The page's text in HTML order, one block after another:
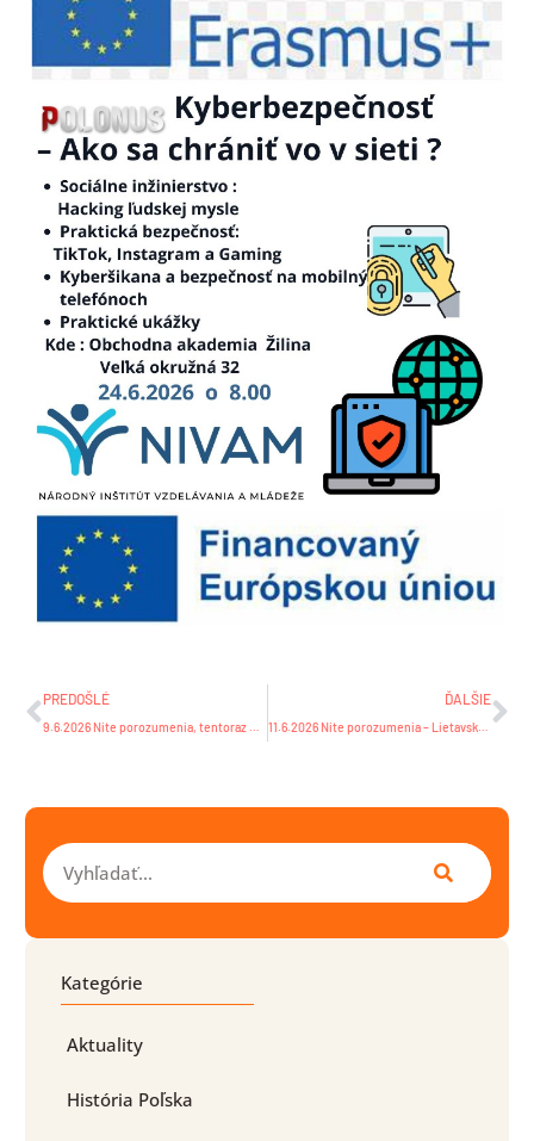
PREDOŠLÉ
9.6.2026 Nite porozumenia, tentoraz multikultúrne / Nici porozumienia – tym razem wielokulturowe
ĎALŠIE
11.6.2026 Nite porozumenia – Lietavská Lúčka / Nici porozumienia
Vyhľadať
Kategórie
Aktuality
História Poľska